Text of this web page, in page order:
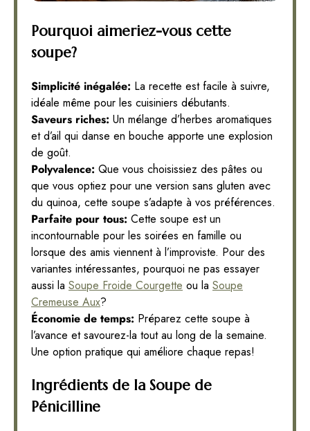
Pourquoi aimeriez-vous cette
soupe?
Simplicité inégalée: La recette est facile à suivre,
idéale même pour les cuisiniers débutants.
Saveurs riches: Un mélange d’herbes aromatiques
et d’ail qui danse en bouche apporte une explosion
de goût.
Polyvalence: Que vous choisissiez des pâtes ou
que vous optiez pour une version sans gluten avec
du quinoa, cette soupe s’adapte à vos préférences.
Parfaite pour tous: Cette soupe est un
incontournable pour les soirées en famille ou
lorsque des amis viennent à l’improviste. Pour des
variantes intéressantes, pourquoi ne pas essayer
aussi la Soupe Froide Courgette ou la Soupe
Cremeuse Aux?
Économie de temps: Préparez cette soupe à
l’avance et savourez-la tout au long de la semaine.
Une option pratique qui améliore chaque repas!
Ingrédients de la Soupe de
Pénicilline